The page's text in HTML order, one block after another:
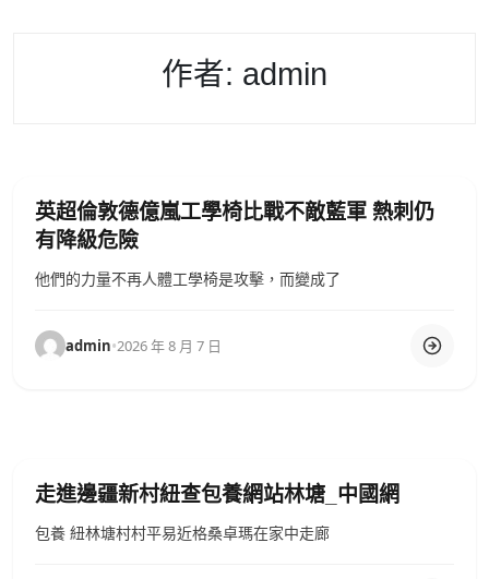
作者: admin
英超倫敦德億嵐工學椅比戰不敵藍軍 熱刺仍
有降級危險
他們的力量不再人體工學椅是攻擊，而變成了
admin•2026 年 8 月 7 日
走進邊疆新村紐查包養網站林塘_中國網
包養 紐林塘村村平易近格桑卓瑪在家中走廊